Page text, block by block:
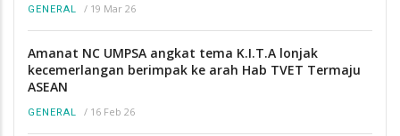
GENERAL / 19 Mar 26
Amanat NC UMPSA angkat tema K.I.T.A lonjak
kecemerlangan berimpak ke arah Hab TVET Termaju
ASEAN
GENERAL / 16 Feb 26